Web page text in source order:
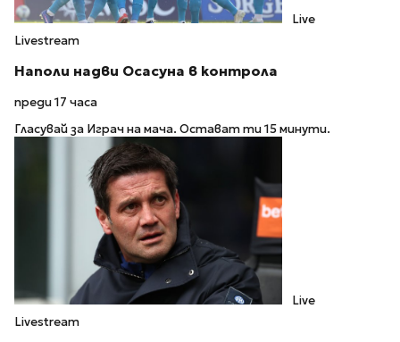
Live
Livestream
Наполи надви Осасуна в контрола
преди 17 часа
Гласувай за Играч на мача. Остават ти 15 минути.
Live
Livestream